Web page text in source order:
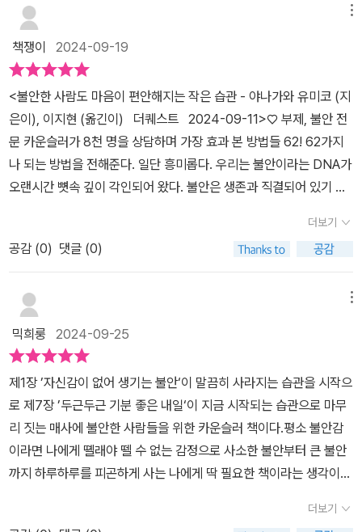
감사합니다.
다. 불안에 시달리는 현대인, 특히 쉽게 불안감을 느끼고 타인의 시선
수 있는 구체적이고 현실적인 방법들이어서 유용한 가이드가 됩니
다.'이런 거 해봤자 무슨 소용 있겠어.'라는 마음의 소리는 잠재의식의
장난이라는 걸 짚어줍니다. 변화가 두려워서 지금에 머무르려는 것,
즉 무의식이 거는 제동이라는 걸 인지해야 합니다. 그리고 저 목소리
가 들릴 때가 바로 기회라고 합니다. '실제로 해보는 것'의 중요성을
강조합니다.작은 습관 하나가 불안을 잠재울 수 있다는 걸 보여준 <
불안한 사람도 마음이 편안해지는 작은 습관>. 한 걸음씩, 작은 습관
으로 평온한 마음을 찾을 수 있게 도와줍니다.- 출판사로부터 도서를
제공받았습니다
그 마음은 점점 더 커져나를 아주 나약하게 만들고 만다.어쩌면 난 어
디에도 갇혀있는 게아닐지도 모르는데...나 스스로가 나를 가두는 건
아닐까?한발 앞으로 내디뎌 보자.어쩌면 갇힌 건 내가 아니라내 생각
일지도 모르니까..-지유 자작 글귀->​https://m.blog.naver.com/b
odmi2019/223585593312
움이 될 것이다.⠀⠀⠀⠀⠀🔖 기억어 남는 페이지 ⠀⠀⠀⠀🎀 자신의
일은 두 가지 ⠀⠀⠀⠀⠀1. 양손을 가슴 앞으로 가져와서 서로⠀교차시
키고 위 팔뚝을 위아래로 쓸어내렸다.⠀올렸다를 반복한다.⠀⠀⠀2.
스스로에게 이해와 위로의 말을 건낸다. ⠀⠀' 그래, 넌 최선을 다하고
있어. 얼마나 기특해!'⠀'괜찮아, 괜찮아. 충분히 잘 하고 있어! ' ⠀⠀⠀
⠀⠀마치 사랑하는 엄마가 곁에서 당신을⠀보듬어주고 응원해주는 것
처럼 ⠀⠀🌷 이것이 바로 옥시토신의 효과이다. ⠀⠀중간 중간 귀여운
강아지 캐릭터가⠀나와 동작을 알려 주는 모습이 인상적이⠀였다.⠀⠀
⠀⠀@lael_84 ⠀⠀⠀⠀⠀#더퀘스트출판사를(@thequest_book )
통해 서평단에 선정되어 도서협찬을 받아 서평을 작성하였습니다 ⠀
램 #그림책테라피스트 ⠀#마음약처방⠀
책쟁이 2024-09-19
<불안한 사람도 마음이 편안해지는 작은 습관 - 야나가와 유미코 (지
은이), 이지현 (옮긴이) 더퀘스트 2024-09-11>♡ 부제, 불안 전
문 카운슬러가 8천 명을 상담하며 가장 효과 본 방법들 62! 62가지
나 되는 방법을 전해준다. 일단 흥미롭다. 우리는 불안이라는 DNA가
오랜시간 뼛속 깊이 각인되어 왔다. 불안은 생존과 직결되어 있기 때
살아가다보면 지나친 불안으로 될 일도 그르치고, 브레이크가 걸리는
경우도 적지 않다. 특히 현대사회에 꼭 필요한 불안관리책으로 괜찮
은 책이 아니었나 싶다. 몇가지 괜찮은 방법을 적어보자면 팔뚝을 위
아래로 쓸어내리고 올리면서 스스로에게 위로와 격려의 말을 건넨다.
“괜찮아. 충분히 잘하고 있어!”라고. 아이에게 포옹해주는 그런 느낌
을 스스로에게 주는 것!자세를 곧게 펴면 테스토스테론 호르몬이 증
가하면서 결단력, 적극성, 공격성이 높아진다. 즉 기운이 강해지고 자
신감이 생기니 몸을 쭉 펴보자!누군가가 짜증을 내면 그가 곤란한 상
황에 빠진 사람이라 생각하고 나 때문이 아니니 위축되지 말자. 부정
적인 사고 방식으로 빠져드는 꼬리에 꼬리를 물고 계속 생각하는 건
“짝!”하고 큰 소리가 날 정도로 손뼉을 친 뒤 “멈춰!”라고 외친다. 등
등이 있다. 62가지나 되는 방법이 있으니 적어도 하나 정도는 그래도
해 보면 안하는 것보다 낫다는 사실! 이게 효과가 있어?라고 코웃음
치면서 아무것도 행동하지 않는 것보다는 믿어보고 한번 해보면 조금
더보기
공감 (0) 댓글 (0)
믹희룽 2024-09-25
제1장 ’자신감이 없어 생기는 불안‘이 말끔히 사라지는 습관을 시작으
로 제7장 ’두근두근 기분 좋은 내일‘이 지금 시작되는 습관으로 마무
리 짓는 매사에 불안한 사람들을 위한 카운슬러 책이다.평소 불안감
이라면 나에게 뗼래야 뗄 수 없는 감정으로 사소한 불안부터 큰 불안
까지 하루하루를 피곤하게 사는 나에게 딱 필요한 책이라는 생각이
람들의 마음을 공감해주고 위로해주며 도움이 되는 해결법을 제시해
더보기